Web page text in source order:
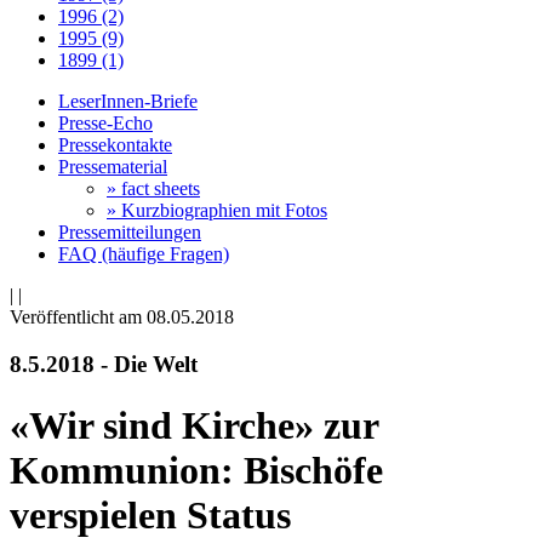
1996 (2)
1995 (9)
1899 (1)
LeserInnen-Briefe
Presse-Echo
Pressekontakte
Pressematerial
» fact sheets
» Kurzbiographien mit Fotos
Pressemitteilungen
FAQ (häufige Fragen)
| |
Veröffentlicht am 08­.05.2018
8.5.2018 - Die Welt
«Wir sind Kirche» zur
Kommunion: Bischöfe
verspielen Status